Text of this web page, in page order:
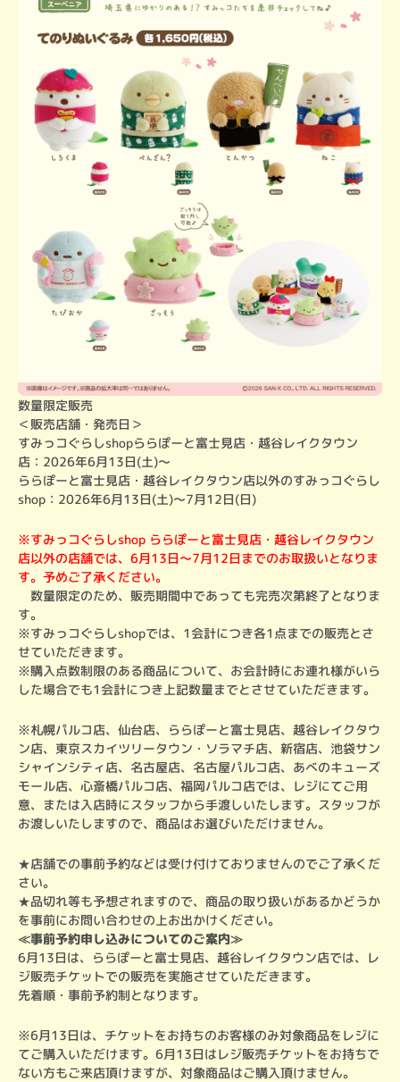
数量限定販売
＜販売店舗・発売日＞
すみっコぐらしshopららぽーと富士見店・越谷レイクタウン
店：2026年6月13日(土)～
ららぽーと富士見店・越谷レイクタウン店以外のすみっコぐらし
shop：2026年6月13日(土)～7月12日(日)
※すみっコぐらしshop ららぽーと富士見店・越谷レイクタウン
店以外の店舗では、6月13日～7月12日までのお取扱いとなりま
す。予めご了承ください。
数量限定のため、販売期間中であっても完売次第終了となりま
す。
※すみっコぐらしshopでは、1会計につき各1点までの販売とさ
せていただきます。
※購入点数制限のある商品について、お会計時にお連れ様がいら
した場合でも1会計につき上記数量までとさせていただきます。
※札幌パルコ店、仙台店、ららぽーと富士見店、越谷レイクタウ
ン店、東京スカイツリータウン・ソラマチ店、新宿店、池袋サン
シャインシティ店、名古屋店、名古屋パルコ店、あべのキューズ
モール店、心斎橋パルコ店、福岡パルコ店では、レジにてご用
意、または入店時にスタッフから手渡しいたします。スタッフが
お渡しいたしますので、商品はお選びいただけません。
★店舗での事前予約などは受け付けておりませんのでご了承くだ
さい。
★品切れ等も予想されますので、商品の取り扱いがあるかどうか
を事前にお問い合わせの上お出かけください。
≪事前予約申し込みについてのご案内≫
6月13日は、ららぽーと富士見店、越谷レイクタウン店では、レ
ジ販売チケットでの販売を実施させていただきます。
先着順・事前予約制となります。
※6月13日は、チケットをお持ちのお客様のみ対象商品をレジに
てご購入いただけます。6月13日はレジ販売チケットをお持ちで